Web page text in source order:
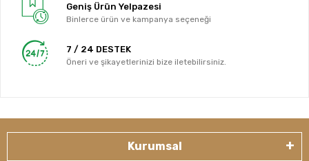
Geniş Ürün Yelpazesi
Binlerce ürün ve kampanya seçeneği
7 / 24 DESTEK
Öneri ve şikayetlerinizi bize iletebilirsiniz.
Kurumsal